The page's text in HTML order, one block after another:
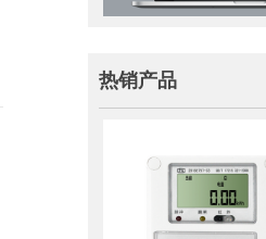
热销产品